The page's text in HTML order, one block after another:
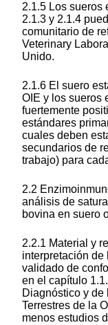
2.1.5 Los sueros
2.1.3 y 2.1.4
comunitario de
Veterinary
Unido.
2.1.6 El suero
OIE y los sueros
fuertemente
estándares
cuales deben
secundarios de
trabajo) para
2.2
análisis de
bovina en suero
2.2.1 Material y
interpretación de
validado de
en el capítulo
Diagnóstico y de
Terrestres de la
menos estudios